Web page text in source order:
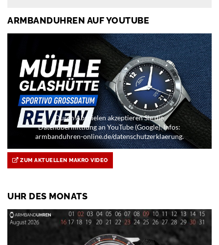
ARMBANDUHREN AUF YOUTUBE
Durch Abspielen akzeptieren Sie die
Datenübermittlung an YouTube (Google). Infos:
armbanduhren-online.de/datenschutzerklaerung.
ZUM AKTUELLEN MAKRO VIDEO
UHR DES MONATS